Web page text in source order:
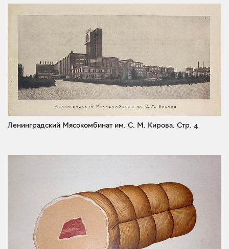
Ленинградский Мясокомбинат им. С. М. Кирова. Стр. 4